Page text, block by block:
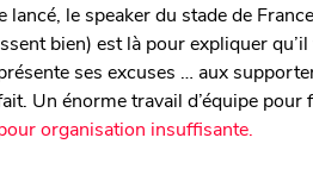
lancé, le speaker du stade de
bien) est là pour expliquer
ses excuses … aux
Un énorme travail d’équipe
organisation insuffisante.